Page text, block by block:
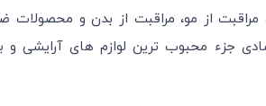
از مو، مراقبت از بدن و محصولات
جزء محبوب ترین لوازم های آرایشی و